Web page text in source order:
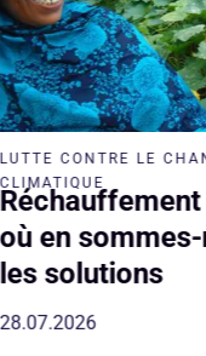
LUTTE CONTRE LE
CLIMATIQUE
où en
les solutions
28.07.2026